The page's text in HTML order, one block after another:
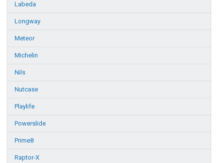
Labeda
Longway
Meteor
Michelin
Nils
Nutcase
Playlife
Powerslide
Prime8
Raptor-X